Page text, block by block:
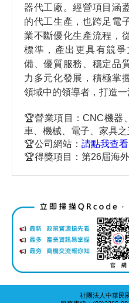
器代工廠。經營項目涵
的代工生產，也跨足電
業不斷優化生產流程，
標準，產出更具有競
備、優質服務、穩定品
力多元化發展，積極掌
領域中的領導者，打造一
🏆營業項目：CNC機器
車、機械、電子、家具
🏆公司網站： 請點我查看
🏆得獎項目：第26屆海
社團法人中華民